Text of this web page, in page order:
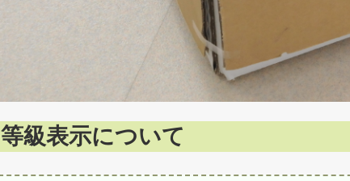
等級表示について